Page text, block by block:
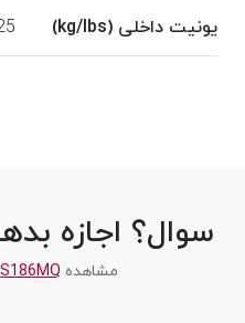
یونیت داخلی (kg/lbs)
سوال؟ اجازه
مشاهده S186MQ